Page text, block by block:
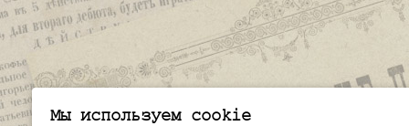
Мы используем cookie